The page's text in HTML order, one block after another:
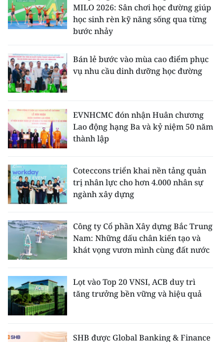
MILO 2026: Sân chơi học đường giúp
học sinh rèn kỹ năng sống qua từng
bước nhảy
Bán lẻ bước vào mùa cao điểm phục
vụ nhu cầu dinh dưỡng học đường
EVNHCMC đón nhận Huân chương
Lao động hạng Ba và kỷ niệm 50 năm
thành lập
Coteccons triển khai nền tảng quản
trị nhân lực cho hơn 4.000 nhân sự
ngành xây dựng
Công ty Cổ phần Xây dựng Bắc Trung
Nam: Những dấu chân kiến tạo và
khát vọng vươn mình cùng đất nước
Lọt vào Top 20 VNSI, ACB duy trì
tăng trưởng bền vững và hiệu quả
SHB được Global Banking & Finance